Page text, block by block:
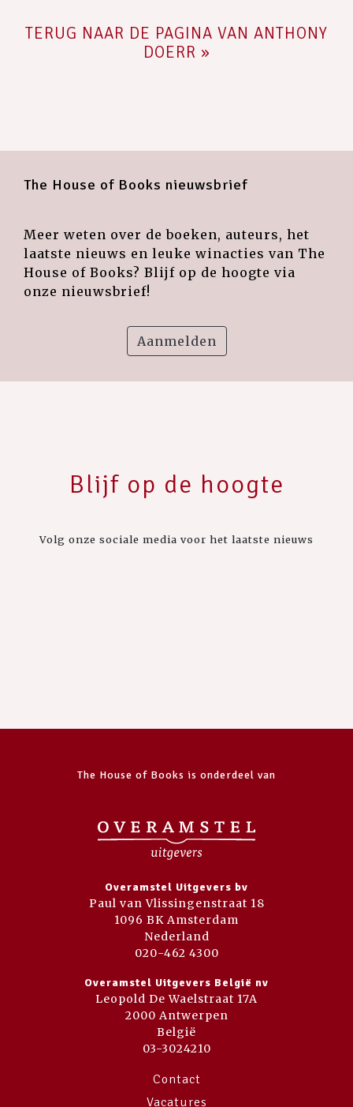
TERUG NAAR DE PAGINA VAN ANTHONY
DOERR »
The House of Books nieuwsbrief
Meer weten over de boeken, auteurs, het
laatste nieuws en leuke winacties van The
House of Books? Blijf op de hoogte via
onze nieuwsbrief!
Aanmelden
Blijf op de hoogte
Volg onze sociale media voor het laatste nieuws
The House of Books is onderdeel van
Overamstel Uitgevers bv
Paul van Vlissingenstraat 18
1096 BK Amsterdam
Nederland
020-462 4300
Overamstel Uitgevers België nv
Leopold De Waelstraat 17A
2000 Antwerpen
België
03-3024210
Contact
Vacatures